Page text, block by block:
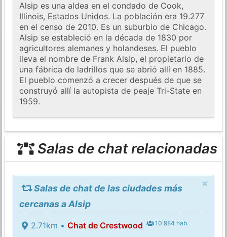
Alsip es una aldea en el condado de Cook,
Illinois, Estados Unidos. La población era 19.277
en el censo de 2010. Es un suburbio de Chicago.
Alsip se estableció en la década de 1830 por
agricultores alemanes y holandeses. El pueblo
lleva el nombre de Frank Alsip, el propietario de
una fábrica de ladrillos que se abrió allí en 1885.
El pueblo comenzó a crecer después de que se
construyó allí la autopista de peaje Tri-State en
1959.
Salas de chat relacionadas
×
Salas de chat de las ciudades más
cercanas a Alsip
2.71km • Chat de Crestwood 10.984 hab.